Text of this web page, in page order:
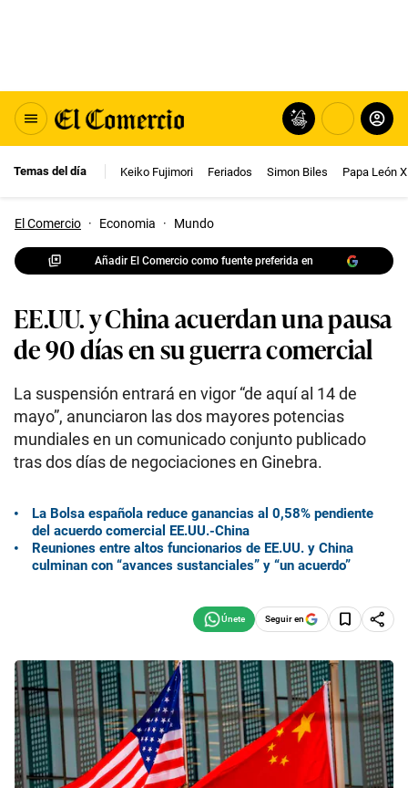
Temas del día Keiko Fujimori Feriados Simon Biles Papa León
El Comercio · Economia · Mundo
Añadir El Comercio como fuente preferida en
EE.UU. y China acuerdan una pausa
de 90 días en su guerra comercial
La suspensión entrará en vigor “de aquí al 14 de
mayo”, anunciaron las dos mayores potencias
mundiales en un comunicado conjunto publicado
tras dos días de negociaciones en Ginebra.
La Bolsa española reduce ganancias al 0,58% pendiente
del acuerdo comercial EE.UU.-China
Reuniones entre altos funcionarios de EE.UU. y China
culminan con “avances sustanciales” y “un acuerdo”
Seguir en